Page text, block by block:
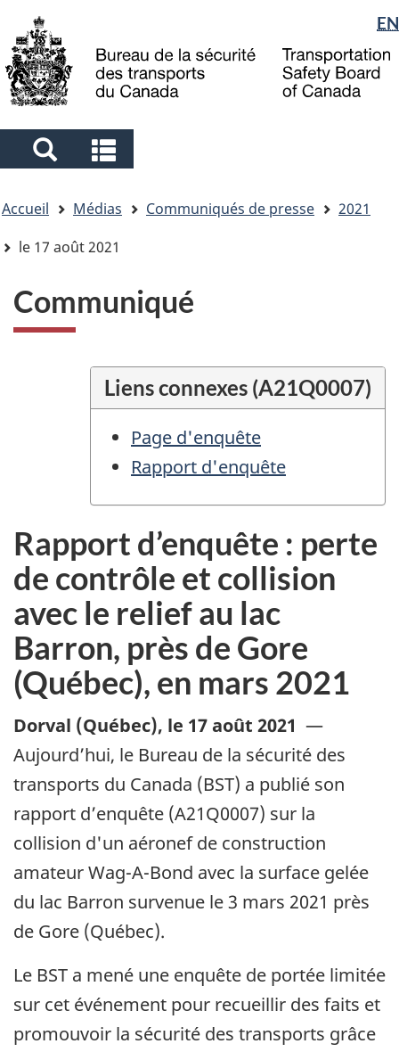
to
main
to
"About
government"
à
la
Sélection
de
la
langue
EN
Search
and
menus
and
menus
êtes
ici
Accueil Médias Communiqués de presse
2021
le 17 août 2021
Communiqué
Liens connexes (A21Q0007)
Page d'enquête
Rapport d'enquête
Rapport d’enquête : perte
de contrôle et collision
avec le relief au lac
Barron, près de Gore
(Québec), en mars 2021
Dorval (Québec), le 17 août 2021 —
Aujourd’hui, le Bureau de la sécurité des
transports du Canada (BST) a publié son
rapport d’enquête (A21Q0007) sur la
collision d'un aéronef de construction
amateur Wag-A-Bond avec la surface gelée
du lac Barron survenue le 3 mars 2021 près
de Gore (Québec).
Le BST a mené une enquête de portée limitée
sur cet événement pour recueillir des faits et
promouvoir la sécurité des transports grâce